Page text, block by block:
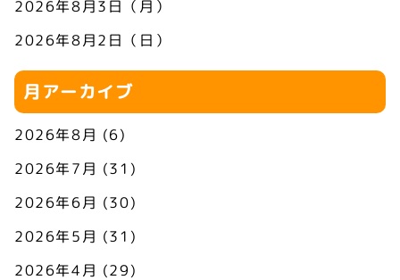
2026年8月3日（月）
2026年8月2日（日）
月アーカイブ
2026年8月 (6)
2026年7月 (31)
2026年6月 (30)
2026年5月 (31)
2026年4月 (29)